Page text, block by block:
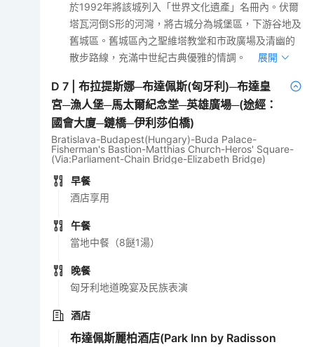
於1992年將該城列入「世界文化遺產」名冊內。伏爾
塔瓦河倒S形的河灣，將古城分為城堡區，下游谷地及
舊城區。舊城區內之聖維塔教堂和市政廣場及清幽的
散步路線，充滿中世紀古典優雅的情調。
展開
D7 |布拉提斯娜─布達佩斯(匈牙利)─布達皇
宮─漁人堡─馬太爾紀念堂─英雄廣場─(途經：
國會大廈─鏈橋─伊利莎伯橋)
Bratislava-Budapest(Hungary)-Buda Palace-
Fisherman's Bastion-Matthias Church-Heros' Square-
(Via:Parliament-Chain Bridge-Elizabeth Bridge)
早餐
酒店享用
午餐
當地中餐（8餸1湯）
晚餐
匈牙利地道晚宴及民族表演
酒店
布達佩斯麗柏酒店(Park Inn by Radisson